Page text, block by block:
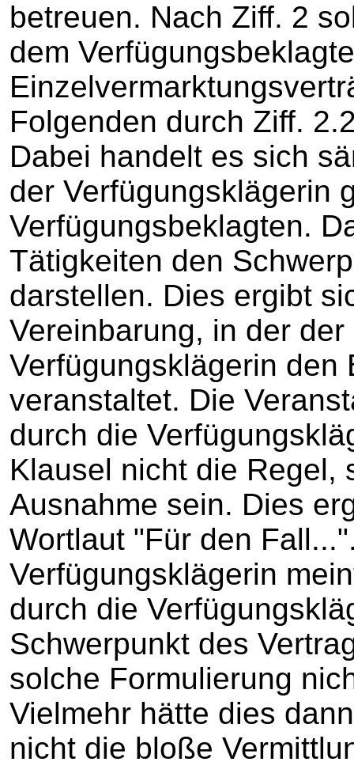
betreuen. Nach Ziff. 2
dem
Folgenden durch Ziff.
Dabei handelt es sich
der Verfügungsklägerin
Verfügungsbeklagten.
Tätigkeiten den
darstellen. Dies ergibt
Vereinbarung, in der
Verfügungsklägerin den
veranstaltet. Die
durch die
Klausel nicht die Regel,
Ausnahme sein. Dies
Wortlaut "Für den
Verfügungsklägerin
durch die
Schwerpunkt des
solche Formulierung
Vielmehr hätte dies
nicht die bloße